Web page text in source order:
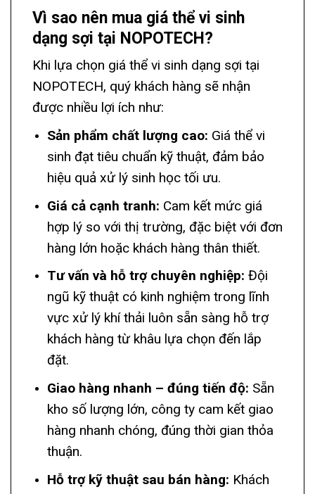
Vì sao nên mua giá thể vi sinh
dạng sợi tại NOPOTECH?
Khi lựa chọn giá thể vi sinh dạng sợi tại
NOPOTECH, quý khách hàng sẽ nhận
được nhiều lợi ích như:
Sản phẩm chất lượng cao: Giá thể vi
sinh đạt tiêu chuẩn kỹ thuật, đảm bảo
hiệu quả xử lý sinh học tối ưu.
Giá cả cạnh tranh: Cam kết mức giá
hợp lý so với thị trường, đặc biệt với đơn
hàng lớn hoặc khách hàng thân thiết.
Tư vấn và hỗ trợ chuyên nghiệp: Đội
ngũ kỹ thuật có kinh nghiệm trong lĩnh
vực xử lý khí thải luôn sẵn sàng hỗ trợ
khách hàng từ khâu lựa chọn đến lắp
đặt.
Giao hàng nhanh – đúng tiến độ: Sẵn
kho số lượng lớn, công ty cam kết giao
hàng nhanh chóng, đúng thời gian thỏa
thuận.
Hỗ trợ kỹ thuật sau bán hàng: Khách